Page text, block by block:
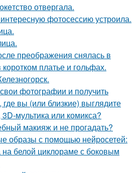
отвeргала.
фотосессию устроила.
преображения снялась в
платье и гольфах.
фотографии и получить
вы (или близкие) выглядите
мультика или комикса?
макияж и не прогадать?
образы с помощью нейросетей:
белой циклораме с боковым